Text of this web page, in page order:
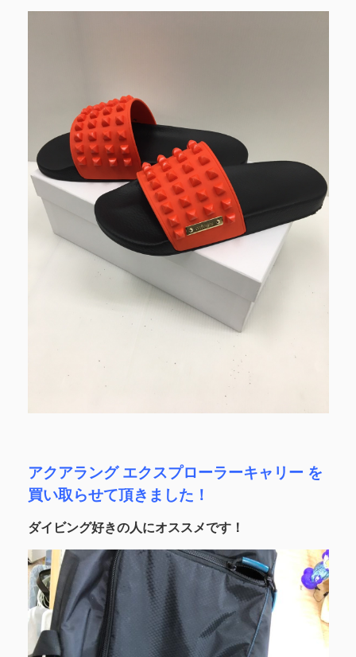
アクアラング エクスプローラーキャリー を
買い取らせて頂きました！
ダイビング好きの人にオススメです！